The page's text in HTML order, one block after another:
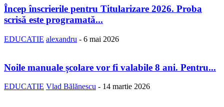
Încep înscrierile pentru Titularizare 2026. Proba
scrisă este programată...
EDUCATIE alexandru - 6 mai 2026
Noile manuale școlare vor fi valabile 8 ani. Pentru...
EDUCATIE Vlad Bălănescu - 14 martie 2026